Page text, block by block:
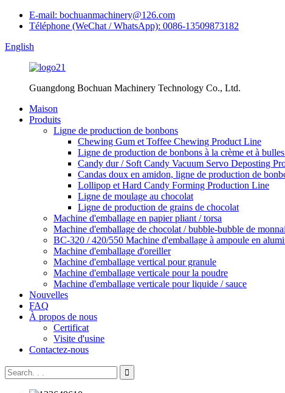
E-mail: bochuanmachinery@126.com
Téléphone (WeChat / WhatsApp): 0086-13509873182
English
Guangdong Bochuan Machinery Technology Co., Ltd.
Maison
Produits
Ligne de production de bonbons
Chewing Gum et Toffee Chewing Product Line
Ligne de production de bonbons à la crème et à
Candy dur / Soft Candy Vacuum Servo Deposting
Candas doux en amidon, ligne de production de
Lollipop et Hard Candy Forming Production Line
Ligne de moulage au chocolat
Ligne de production de grains de chocolat
Machine d'emballage en papier pliant / torsa
Machine d'emballage de chocolat / bubble-bubble de
BC-320 / 420/550 Machine d'emballage à ampoule en
Machine d'emballage d'oreiller
Machine d'emballage vertical pour granule
Machine d'emballage verticale pour la poudre
Machine d'emballage verticale pour liquide / sauce
Nouvelles
FAQ
À propos de nous
Certificat
Visite d'usine
Contactez-nous